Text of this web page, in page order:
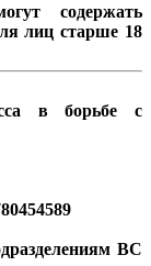
содержать
лиц старше 18
в борьбе с
ВС